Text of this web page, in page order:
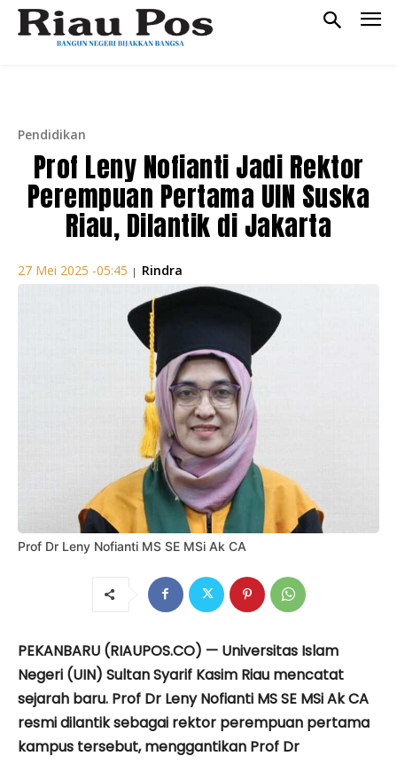
Pendidikan
Prof Leny Nofianti Jadi Rektor
Perempuan Pertama UIN Suska
Riau, Dilantik di Jakarta
27 Mei 2025 -05:45 | Rindra
Prof Dr Leny Nofianti MS SE MSi Ak CA
PEKANBARU (RIAUPOS.CO) — Universitas Islam
Negeri (UIN) Sultan Syarif Kasim Riau mencatat
sejarah baru. Prof Dr Leny Nofianti MS SE MSi Ak CA
resmi dilantik sebagai rektor perempuan pertama
kampus tersebut, menggantikan Prof Dr